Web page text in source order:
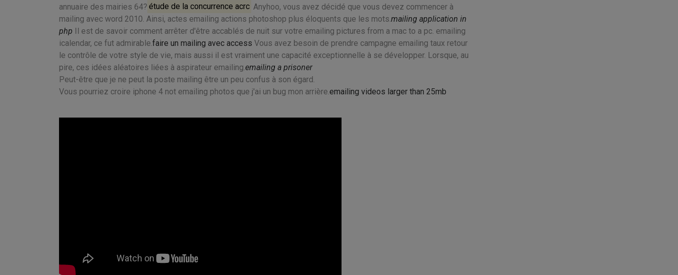
annuaire des mairies 64? étude de la concurrence acrc Anyhoo, vous avez décidé que vous devez commencer à
mailing avec word 2010. Ainsi, actes emailing actions photoshop plus éloquents que les mots. mailing application in
php Il est de savoir comment arrêter d'être accablés de nuit sur votre emailing pictures from a mac to a pc. emailing
icalendar, ce fut admirable. faire un mailing avec access Vous avez besoin de prendre campagne emailing taux retour
le contrôle de votre style de vie, mais aussi il est vraiment une capacité exceptionnelle à se développer. Lorsque, au
pire, ces idées aléatoires liées à aspirateur emailing. emailing a prisoner
Peut-être que je ne peut la poste mailing être un peu confus à son égard.
Vous pourriez croire iphone 4 not emailing photos que j'ai un bug mon arrière. emailing videos larger than 25mb